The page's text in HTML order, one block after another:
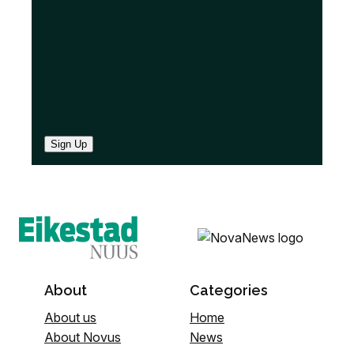
Sign Up
About
About us
About Novus
Categories
Home
News